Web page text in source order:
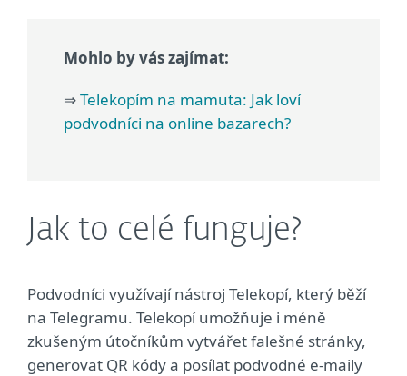
Mohlo by vás zajímat:
⇒Telekopím na mamuta: Jak loví
podvodníci na online bazarech?
Jak to celé funguje?
Podvodníci využívají nástroj Telekopí, který běží
na Telegramu. Telekopí umožňuje i méně
zkušeným útočníkům vytvářet falešné stránky,
generovat QR kódy a posílat podvodné e-maily